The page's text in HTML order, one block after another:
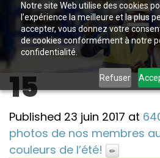
Notre site Web utilise des cookies
l’expérience la meilleure et la plus
accepter, vous donnez votre
de cookies conformément à notre
confidentialité.
Refuser
15
Published 23 juin 2017 at
photos de nos membres
couleurs de l’été!